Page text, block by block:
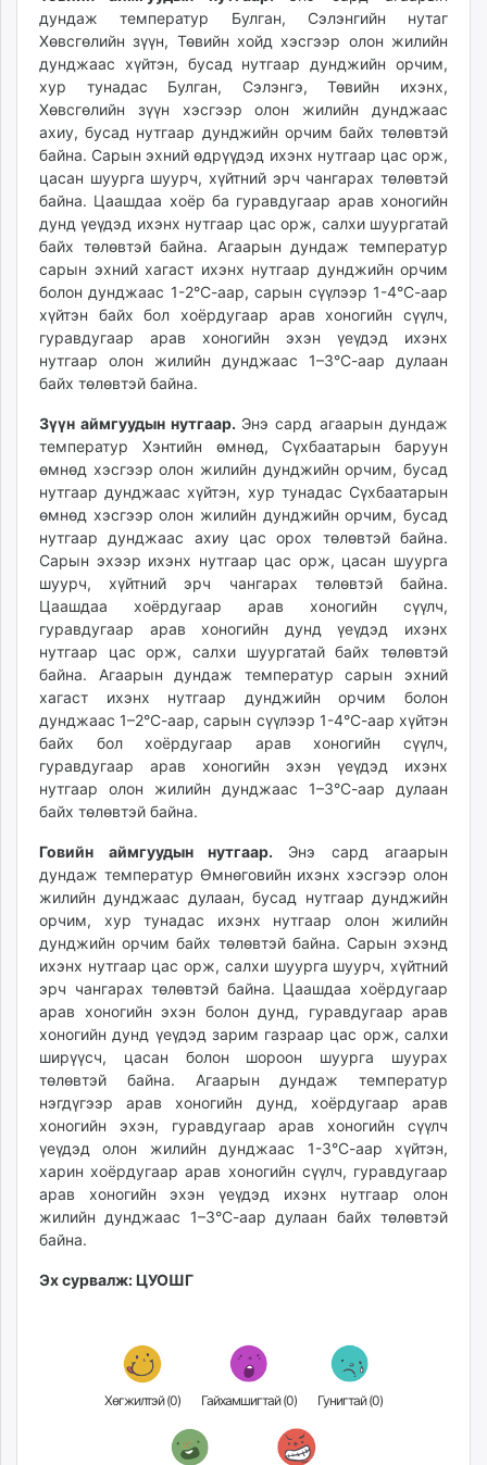
дундаж температур Булган, Сэлэнгийн нутаг
Хөвсгөлийн зүүн, Төвийн хойд хэсгээр олон жилийн
дунджаас хүйтэн, бусад нутгаар дунджийн орчим,
хур тунадас Булган, Сэлэнгэ, Төвийн ихэнх,
Хөвсгөлийн зүүн хэсгээр олон жилийн дунджаас
ахиу, бусад нутгаар дунджийн орчим байх төлөвтэй
байна. Сарын эхний өдрүүдэд ихэнх нутгаар цас орж,
цасан шуурга шуурч, хүйтний эрч чангарах төлөвтэй
байна. Цаашдаа хоёр ба гуравдугаар арав хоногийн
дунд үеүдэд ихэнх нутгаар цас орж, салхи шуургатай
байх төлөвтэй байна. Агаарын дундаж температур
сарын эхний хагаст ихэнх нутгаар дунджийн орчим
болон дунджаас 1-2°С-аар, сарын сүүлээр 1-4°С-аар
хүйтэн байх бол хоёрдугаар арав хоногийн сүүлч,
гуравдугаар арав хоногийн эхэн үеүдэд ихэнх
нутгаар олон жилийн дунджаас 1–3°С-аар дулаан
байх төлөвтэй байна.
Зүүн аймгуудын нутгаар. Энэ сард агаарын дундаж
температур Хэнтийн өмнөд, Сүхбаатарын баруун
өмнөд хэсгээр олон жилийн дунджийн орчим, бусад
нутгаар дунджаас хүйтэн, хур тунадас Сүхбаатарын
өмнөд хэсгээр олон жилийн дунджийн орчим, бусад
нутгаар дунджаас ахиу цас орох төлөвтэй байна.
Сарын эхээр ихэнх нутгаар цас орж, цасан шуурга
шуурч, хүйтний эрч чангарах төлөвтэй байна.
Цаашдаа хоёрдугаар арав хоногийн сүүлч,
гуравдугаар арав хоногийн дунд үеүдэд ихэнх
нутгаар цас орж, салхи шуургатай байх төлөвтэй
байна. Агаарын дундаж температур сарын эхний
хагаст ихэнх нутгаар дунджийн орчим болон
дунджаас 1–2°С-аар, сарын сүүлээр 1-4°С-аар хүйтэн
байх бол хоёрдугаар арав хоногийн сүүлч,
гуравдугаар арав хоногийн эхэн үеүдэд ихэнх
нутгаар олон жилийн дунджаас 1–3°С-аар дулаан
байх төлөвтэй байна.
Говийн аймгуудын нутгаар. Энэ сард агаарын
дундаж температур Өмнөговийн ихэнх хэсгээр олон
жилийн дунджаас дулаан, бусад нутгаар дунджийн
орчим, хур тунадас ихэнх нутгаар олон жилийн
дунджийн орчим байх төлөвтэй байна. Сарын эхэнд
ихэнх нутгаар цас орж, салхи шуурга шуурч, хүйтний
эрч чангарах төлөвтэй байна. Цаашдаа хоёрдугаар
арав хоногийн эхэн болон дунд, гуравдугаар арав
хоногийн дунд үеүдэд зарим газраар цас орж, салхи
ширүүсч, цасан болон шороон шуурга шуурах
төлөвтэй байна. Агаарын дундаж температур
нэгдүгээр арав хоногийн дунд, хоёрдугаар арав
хоногийн эхэн, гуравдугаар арав хоногийн сүүлч
үеүдэд олон жилийн дунджаас 1-3°С-аар хүйтэн,
харин хоёрдугаар арав хоногийн сүүлч, гуравдугаар
арав хоногийн эхэн үеүдэд ихэнх нутгаар олон
жилийн дунджаас 1–3°С-аар дулаан байх төлөвтэй
байна.
Эх сурвалж: ЦУОШГ
Хөгжилтэй (0) Гайхамшигтай (0) Гунигтай (0)